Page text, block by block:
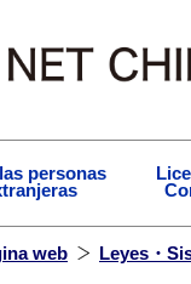
personas
web Leyes・